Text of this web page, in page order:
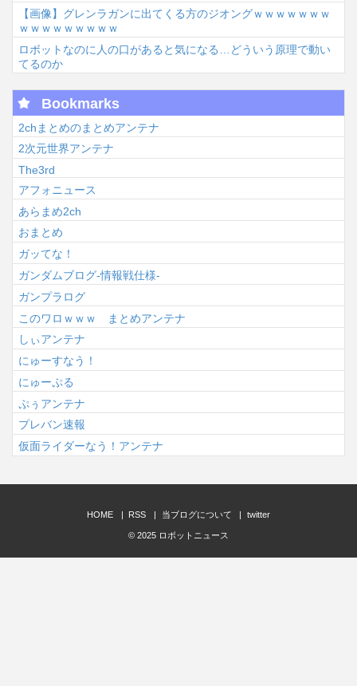
【画像】グレンラガンに出てくる方のジオングｗｗｗｗｗｗｗ
ｗｗｗｗｗｗｗｗｗ
ロボットなのに人の口があると気になる…どういう原理で動い
てるのか
Bookmarks
2chまとめのまとめアンテナ
2次元世界アンテナ
The3rd
アフォニュース
あらまめ2ch
おまとめ
ガッてな！
ガンダムブログ-情報戦仕様-
ガンプラログ
このワロｗｗｗ まとめアンテナ
しぃアンテナ
にゅーすなう！
にゅーぷる
ぷぅアンテナ
プレバン速報
仮面ライダーなう！アンテナ
HOME RSS 当ブログについて twitter
© 2025 ロボットニュース